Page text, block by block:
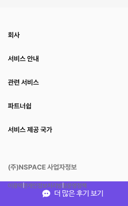
더 많은 후기 보기
회사
서비스 안내
관련 서비스
파트너쉽
서비스 제공 국가
(주)NSPACE 사업자정보
이용약관개인정보처리방침운영정책
스페이스클라우드는 통신판매중개자이며 통신판매의